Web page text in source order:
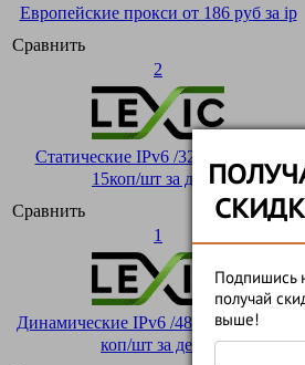
Подпишись
получай
выше!
Европейские прокси от 186 руб за ip
Сравнить
2
Статические IPv6 /32 подсети от
15коп/шт за день!
Сравнить
1
Динамические IPv6 /48 подсети от 13
коп/шт за день!